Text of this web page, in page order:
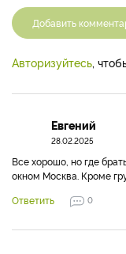
Добавить
Авторизуйтесь,
Евгений
28.02.2025
Все хорошо, но где
окном Москва. Кроме
Ответить
0